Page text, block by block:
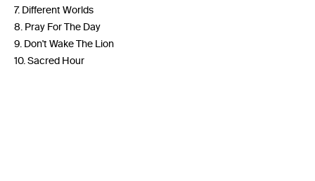
7. Different Worlds
8. Pray For The Day
9. Don't Wake The Lion
10. Sacred Hour